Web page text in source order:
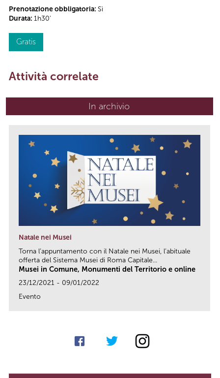
Prenotazione obbligatoria: Sì
Durata: 1h30'
Gratis
Attività correlate
In archivio
Natale nei Musei
Torna l’appuntamento con il Natale nei Musei, l’abituale
offerta del Sistema Musei di Roma Capitale...
Musei in Comune, Monumenti del Territorio e online
23/12/2021 - 09/01/2022
Evento